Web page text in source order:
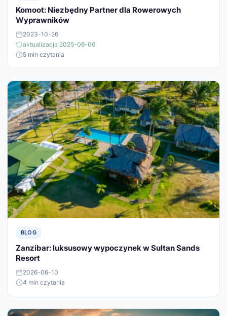
Komoot: Niezbędny Partner dla Rowerowych
Wyprawników
2023-10-26
aktualizacja 2025-06-06
5 min czytania
BLOG
Zanzibar: luksusowy wypoczynek w Sultan Sands
Resort
2026-06-10
4 min czytania